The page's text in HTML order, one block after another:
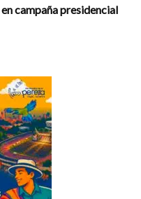
campaña presidencial